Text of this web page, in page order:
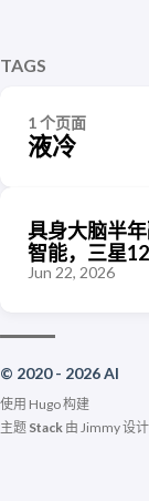
TAGS
1 个页面
液冷
具身大脑半
智能，三星
Jun 22, 2026
© 2020 - 2026 AI
使用 Hugo构建
主题 Stack 由 Jimmy设计